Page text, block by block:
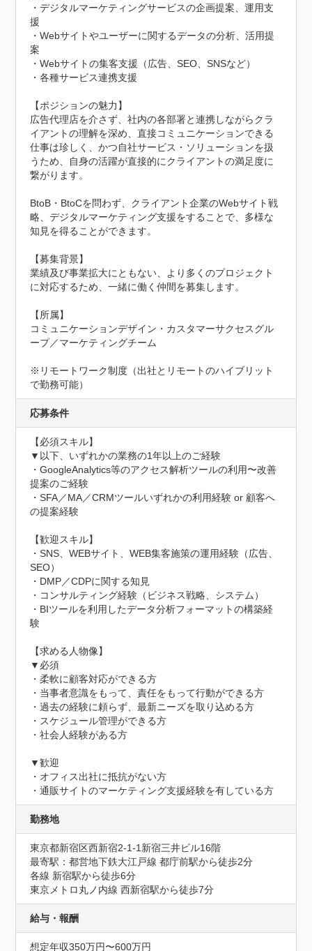
・デジタルマーケティングサービスの企画提案、運用支
援
・Webサイトやユーザーに関するデータの分析、活用提
案
・Webサイトの集客支援（広告、SEO、SNSなど）
・各種サービス連携支援
【ポジションの魅力】
広告代理店を介さず、社内の各部署と連携しながらクラ
イアントの理解を深め、直接コミュニケーションできる
仕事は珍しく、かつ自社サービス・ソリューションを扱
うため、自身の活躍が直接的にクライアントの満足度に
繋がります。
BtoB・BtoCを問わず、クライアント企業のWebサイト戦
略、デジタルマーケティング支援をすることで、多様な
知見を得ることができます。
【募集背景】
業績及び事業拡大にともない、より多くのプロジェクト
に対応するため、一緒に働く仲間を募集します。
【所属】
コミュニケーションデザイン・カスタマーサクセスグル
ープ／マーケティングチーム
※リモートワーク制度（出社とリモートのハイブリット
で勤務可能）
応募条件
【必須スキル】
▼以下、いずれかの業務の1年以上のご経験
・GoogleAnalytics等のアクセス解析ツールの利用〜改善
提案のご経験
・SFA／MA／CRMツールいずれかの利用経験 or 顧客へ
の提案経験
【歓迎スキル】
・SNS、WEBサイト、WEB集客施策の運用経験（広告、
SEO）
・DMP／CDPに関する知見
・コンサルティング経験（ビジネス戦略、システム）
・BIツールを利用したデータ分析フォーマットの構築経
験
【求める人物像】
▼必須
・柔軟に顧客対応ができる方
・当事者意識をもって、責任をもって行動ができる方
・過去の経験に頼らず、最新ニーズを取り込める方
・スケジュール管理ができる方
・社会人経験がある方
▼歓迎
・オフィス出社に抵抗がない方
・通販サイトのマーケティング支援経験を有している方
勤務地
東京都新宿区西新宿2-1-1新宿三井ビル16階
最寄駅：都営地下鉄大江戸線 都庁前駅から徒歩2分
各線 新宿駅から徒歩6分
東京メトロ丸ノ内線 西新宿駅から徒歩7分
給与・報酬
想定年収350万円〜600万円